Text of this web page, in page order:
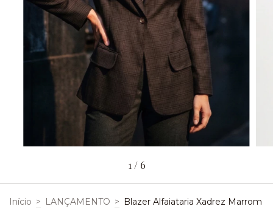
1 / 6
Início > LANÇAMENTO > Blazer Alfaiataria Xadrez Marrom